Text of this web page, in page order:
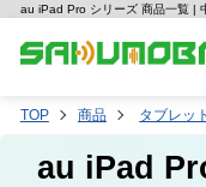
au iPad Pro シリーズ 商品一覧 |
TOP 商品 タブレット
au iPad